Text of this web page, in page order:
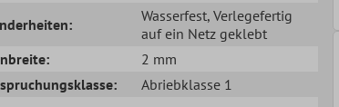
Wasserfest, Verlegefertig
auf ein Netz geklebt
2 mm
Abriebklasse 1